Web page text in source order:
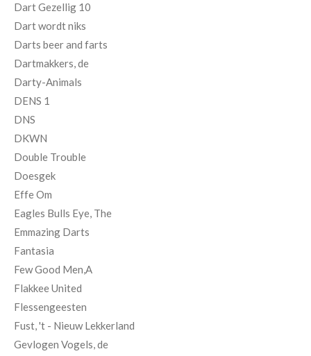
Dart Gezellig 10
Dart wordt niks
Darts beer and farts
Dartmakkers, de
Darty-Animals
DENS 1
DNS
DKWN
Double Trouble
Doesgek
Effe Om
Eagles Bulls Eye, The
Emmazing Darts
Fantasia
Few Good Men,A
Flakkee United
Flessengeesten
Fust, 't - Nieuw Lekkerland
Gevlogen Vogels, de